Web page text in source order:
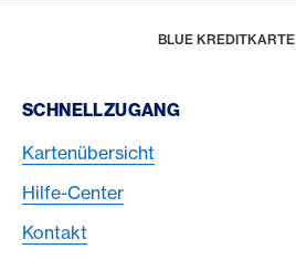
BLUE KREDITKARTE
Footer Navigation
SCHNELLZUGANG
Kartenübersicht
Hilfe-Center
Kontakt